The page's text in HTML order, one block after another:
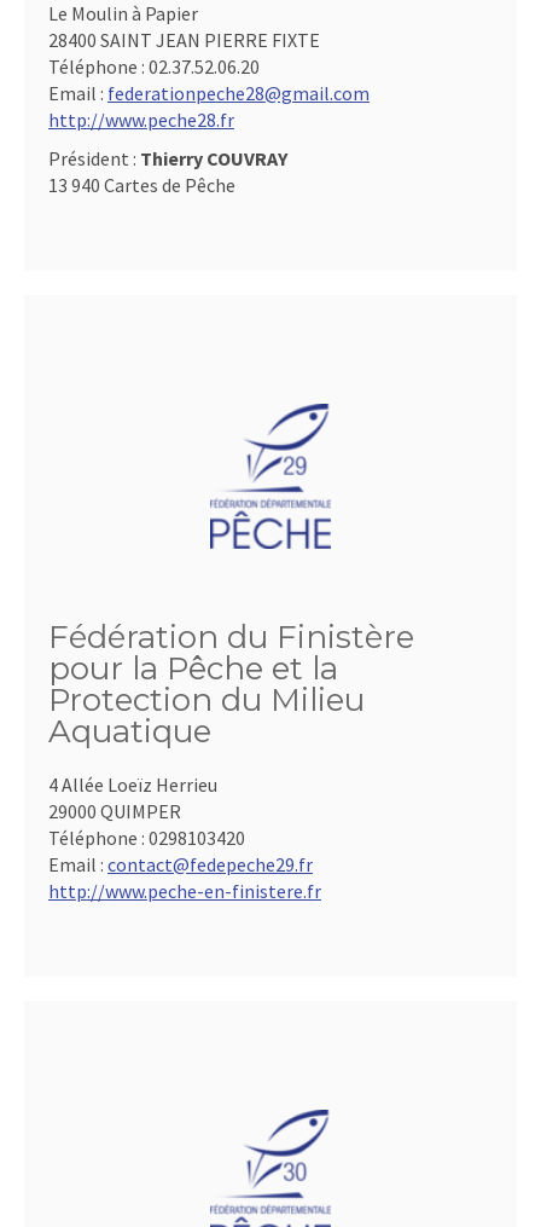
Le Moulin à Papier
28400 SAINT JEAN PIERRE FIXTE
Téléphone : 02.37.52.06.20
Email : federationpeche28@gmail.com
http://www.peche28.fr
Président : Thierry COUVRAY
13 940 Cartes de Pêche
Fédération du Finistère
pour la Pêche et la
Protection du Milieu
Aquatique
4 Allée Loeïz Herrieu
29000 QUIMPER
Téléphone : 0298103420
Email : contact@fedepeche29.fr
http://www.peche-en-finistere.fr